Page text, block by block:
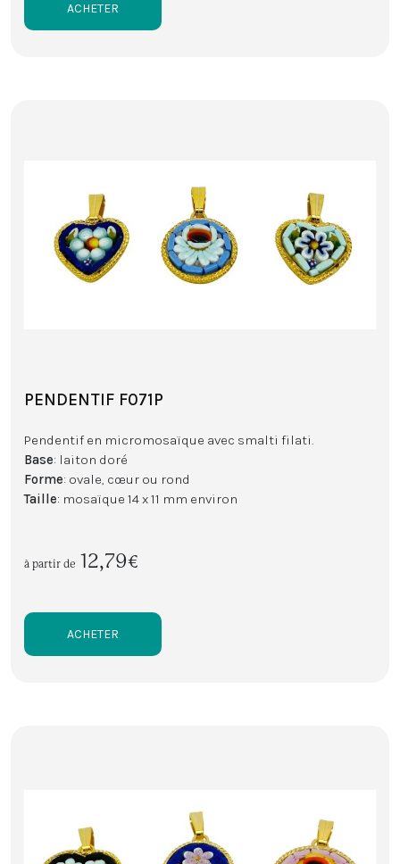
ACHETER
PENDENTIF F071P
Pendentif en micromosaïque avec smalti filati.
Base: laiton doré
Forme: ovale, cœur ou rond
Taille: mosaïque 14 x 11 mm environ
à partir de 12,79€
ACHETER